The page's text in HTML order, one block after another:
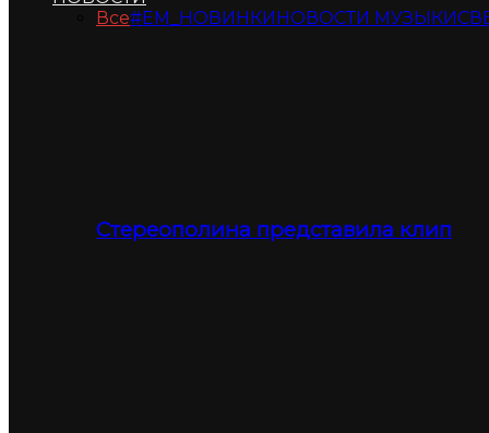
Все#ЕМ_НОВИНКИНОВОСТИ МУЗЫКИ
Стереополина представила клип